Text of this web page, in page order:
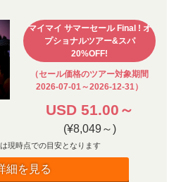
マイマイ サマーセール Final ! オ
プショナルツアー&スパ
20%OFF!
（セール価格のツアー対象期間
2026-07-01～2026-12-31）
USD 51.00～
(¥8,049～)
現時点での目安となります
細を見る